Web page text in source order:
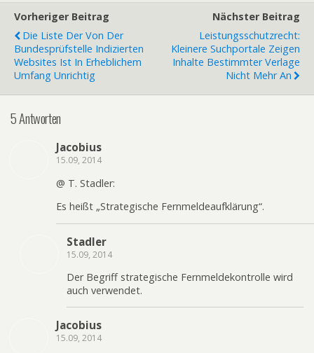
Vorheriger Beitrag
Die Liste Der Von Der
Bundesprüfstelle Indizierten
Websites Ist In Erheblichem
Umfang Unrichtig
Nächster Beitrag
Leistungsschutzrecht:
Kleinere Suchportale Zeigen
Inhalte Bestimmter Verlage
Nicht Mehr An
5 Antworten
Jacobius
15.09, 2014
@ T. Stadler:
Es heißt „Strategische Fernmeldeaufklärung“.
Stadler
15.09, 2014
Der Begriff strategische Fernmeldekontrolle wird
auch verwendet.
Jacobius
15.09, 2014